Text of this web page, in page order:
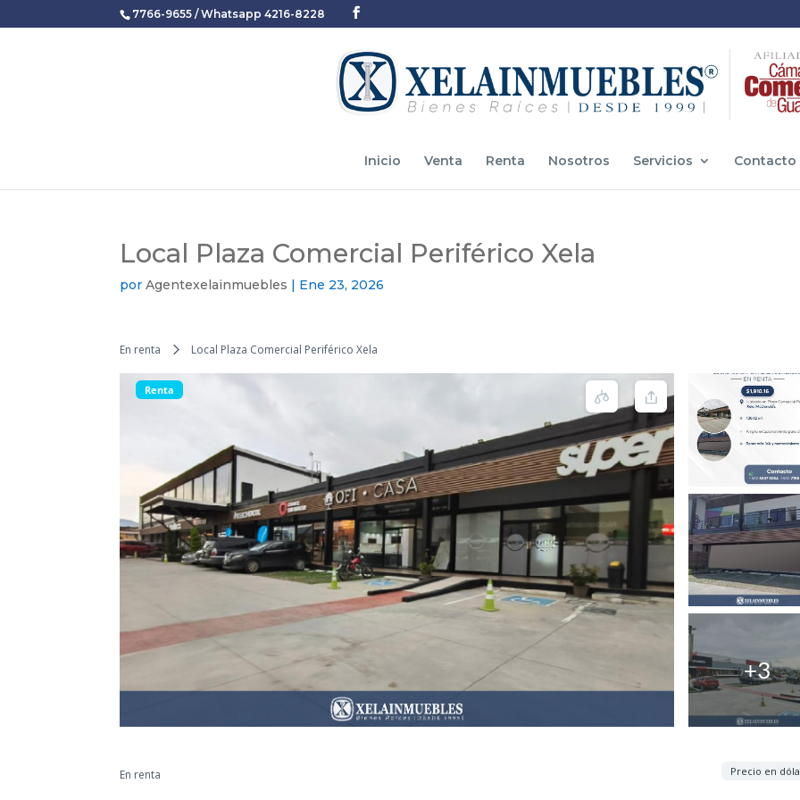
7766-9655 / Whatsapp 4216-8228
Inicio Venta Renta Nosotros Servicios Contacto
Local Plaza Comercial Periférico Xela
porAgentexelainmuebles | Ene 23, 2026
En renta Local Plaza Comercial Periférico Xela
Renta
+3
En renta Precio en